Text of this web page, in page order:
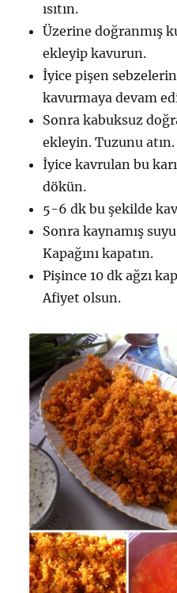
ısıtın.
Üzerine doğranmış
ekleyip kavurun.
İyice pişen
kavurmaya devam
Sonra kabuksuz
ekleyin. Tuzunu atın.
İyice kavrulan bu
dökün.
5-6 dk bu şekilde
Sonra kaynamış
Kapağını kapatın.
Pişince 10 dk ağzı
Afiyet olsun.